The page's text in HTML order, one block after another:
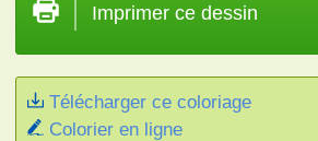
Imprimer ce dessin
Télécharger ce coloriage
Colorier en ligne